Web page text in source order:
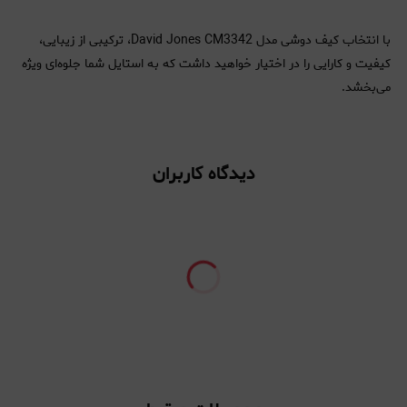
با انتخاب کیف دوشی مدل David Jones CM3342، ترکیبی از زیبایی،
کیفیت و کارایی را در اختیار خواهید داشت که به استایل شما جلوه‌ای ویژه
می‌بخشد.
دیدگاه کاربران